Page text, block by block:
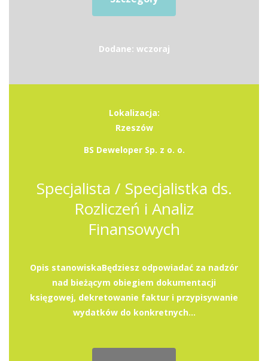
Dodane: wczoraj
Lokalizacja:
Rzeszów
BS Deweloper Sp. z o. o.
Specjalista / Specjalistka ds.
Rozliczeń i Analiz
Finansowych
Opis stanowiskaBędziesz odpowiadać za nadzór
nad bieżącym obiegiem dokumentacji
księgowej, dekretowanie faktur i przypisywanie
wydatków do konkretnych...